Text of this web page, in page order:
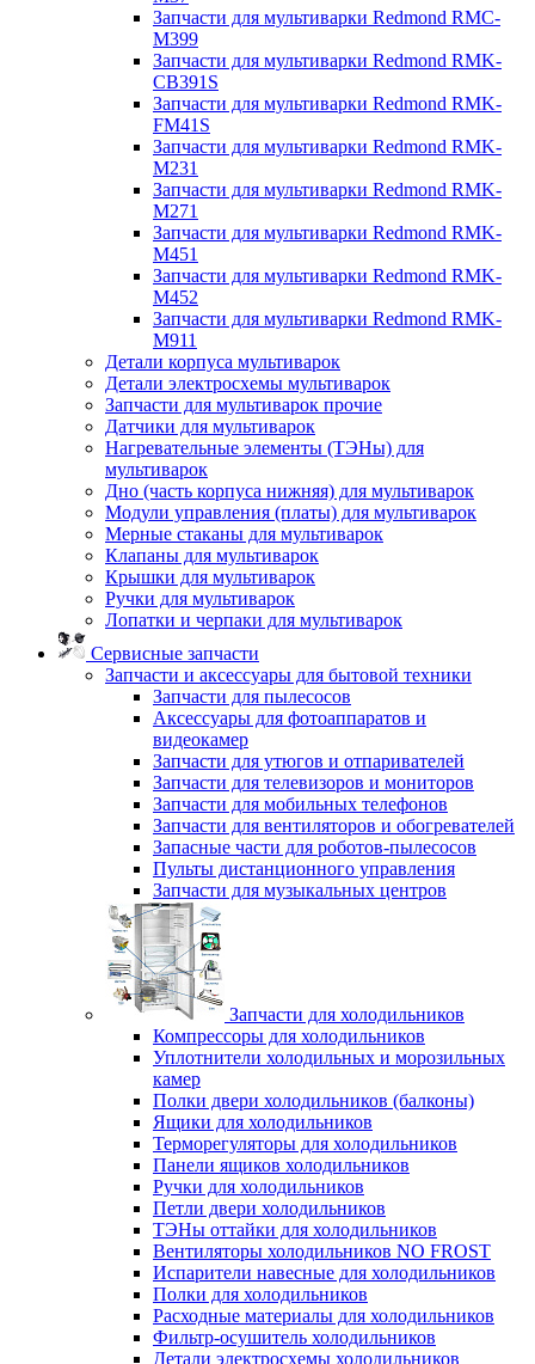
Запчасти для мультиварки Redmond RMC-
M399
Запчасти для мультиварки Redmond RMK-
CB391S
Запчасти для мультиварки Redmond RMK-
FM41S
Запчасти для мультиварки Redmond RMK-
M231
Запчасти для мультиварки Redmond RMK-
M271
Запчасти для мультиварки Redmond RMK-
M451
Запчасти для мультиварки Redmond RMK-
M452
Запчасти для мультиварки Redmond RMK-
M911
Детали корпуса мультиварок
Детали электросхемы мультиварок
Запчасти для мультиварок прочие
Датчики для мультиварок
Нагревательные элементы (ТЭНы) для
мультиварок
Дно (часть корпуса нижняя) для мультиварок
Модули управления (платы) для мультиварок
Мерные стаканы для мультиварок
Клапаны для мультиварок
Крышки для мультиварок
Ручки для мультиварок
Лопатки и черпаки для мультиварок
Сервисные запчасти
Запчасти и аксессуары для бытовой техники
Запчасти для пылесосов
Аксессуары для фотоаппаратов и
видеокамер
Запчасти для утюгов и отпаривателей
Запчасти для телевизоров и мониторов
Запчасти для мобильных телефонов
Запчасти для вентиляторов и обогревателей
Запасные части для роботов-пылесосов
Пульты дистанционного управления
Запчасти для музыкальных центров
Запчасти для холодильников
Компрессоры для холодильников
Уплотнители холодильных и морозильных
камер
Полки двери холодильников (балконы)
Ящики для холодильников
Терморегуляторы для холодильников
Панели ящиков холодильников
Ручки для холодильников
Петли двери холодильников
ТЭНы оттайки для холодильников
Вентиляторы холодильников NO FROST
Испарители навесные для холодильников
Полки для холодильников
Расходные материалы для холодильников
Фильтр-осушитель холодильников
Детали электросхемы холодильников